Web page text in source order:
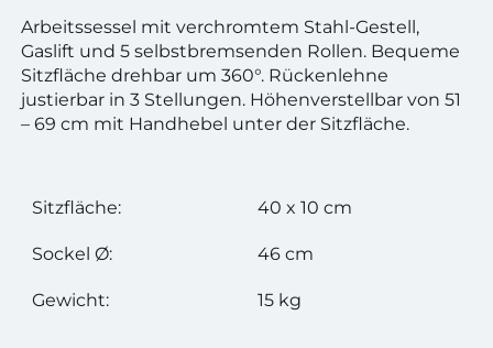
Arbeitssessel mit verchromtem Stahl-Gestell,
Gaslift und 5 selbstbremsenden Rollen. Bequeme
Sitzfläche drehbar um 360°. Rückenlehne
justierbar in 3 Stellungen. Höhenverstellbar von 51
– 69 cm mit Handhebel unter der Sitzfläche.
Sitzfläche: 40 x 10 cm
Sockel Ø: 46 cm
Gewicht: 15 kg